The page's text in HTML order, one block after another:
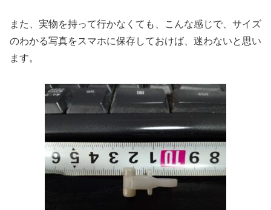
また、実物を持って行かなくても、こんな感じで、サイズ
のわかる写真をスマホに保存しておけば、迷わないと思い
ます。